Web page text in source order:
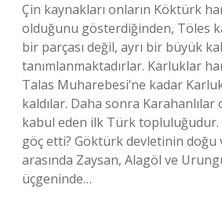
Çin kaynakları onların Köktürk
olduğunu gösterdiğinden, Töles
bir parçası değil, ayrı bir büyük
tanımlanmaktadırlar. Karluklar
Talas Muharebesi’ne kadar
kaldılar. Daha sonra Karahanlılar
kabul eden ilk Türk
göç etti? Göktürk devletinin doğu
arasında Zaysan, Alagöl ve
üçgeninde…